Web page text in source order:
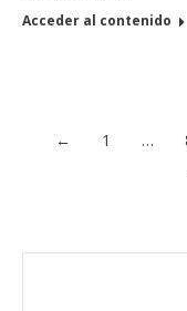
Acceder al contenido
← 1 …